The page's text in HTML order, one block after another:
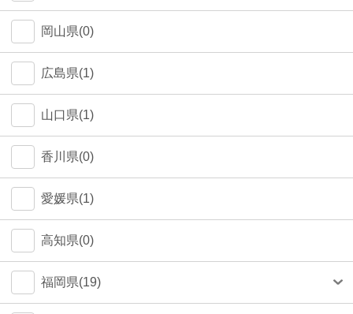
岡山県(0)
広島県(1)
山口県(1)
香川県(0)
愛媛県(1)
高知県(0)
福岡県(19)